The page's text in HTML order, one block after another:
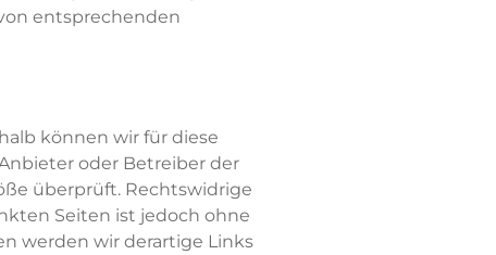
entsprechenden
können wir für diese
oder Betreiber der
überprüft. Rechtswidrige
Seiten ist jedoch ohne
werden wir derartige Links